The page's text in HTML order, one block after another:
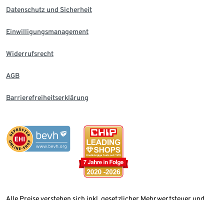
Datenschutz und Sicherheit
Einwilligungsmanagement
Widerrufsrecht
AGB
Barrierefreiheitserklärung